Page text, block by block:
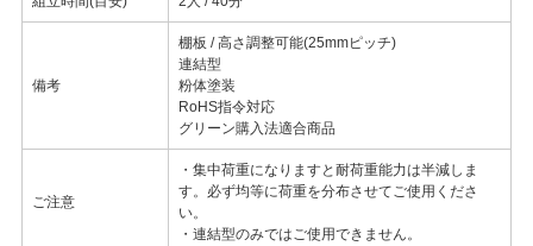
備考
棚板 / 高さ調整可能(25mmピッチ)
連結型
粉体塗装
RoHS指令対応
グリーン購入法適合商品
ご注意
・集中荷重になりますと耐荷重能力は半減しま
す。必ず均等に荷重を分布させてご使用くださ
い。
・連結型のみではご使用できません。